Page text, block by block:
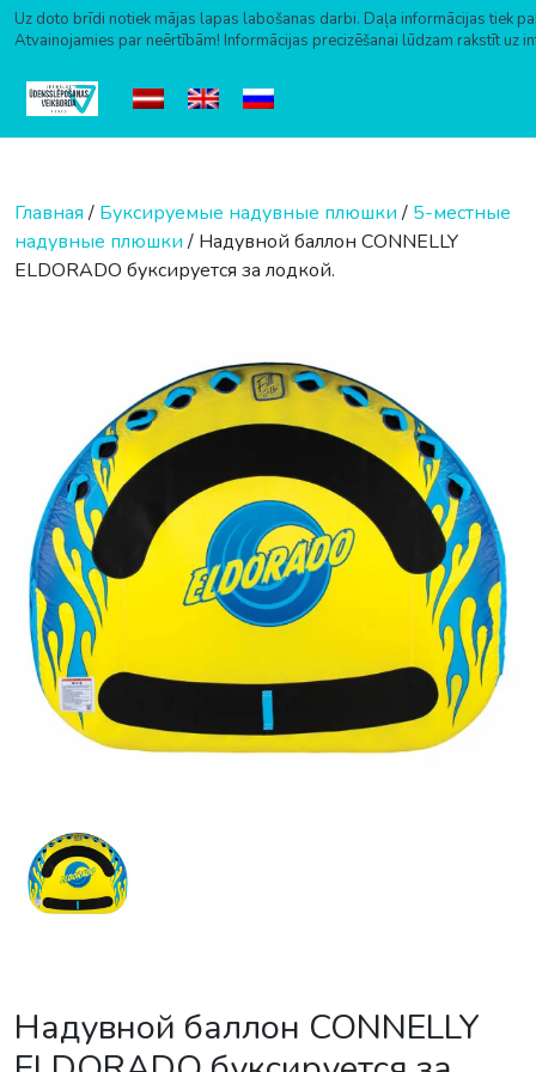
Uz doto brīdi notiek mājas lapas labošanas darbi. Daļa informācijas tiek
Atvainojamies par neērtībām! Informācijas precizēšanai lūdzam rakstīt uz
Главная/ Буксируемые надувные плюшки/ 5-местные
надувные плюшки/ Надувной баллон CONNELLY
ELDORADO буксируется за лодкой.
Надувной баллон CONNELLY